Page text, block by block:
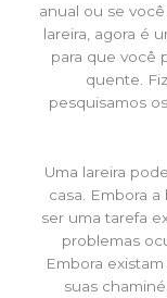
anual ou se
lareira, agora é
para que você
quente.
pesquisamos
Uma lareira
casa. Embora
ser uma tarefa
problemas
Embora
suas